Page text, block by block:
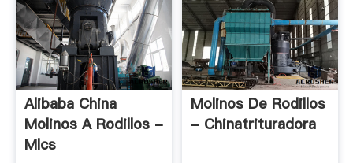
Alibaba China
Molinos A Rodillos -
Mlcs
Molinos De Rodillos
- Chinatrituradora